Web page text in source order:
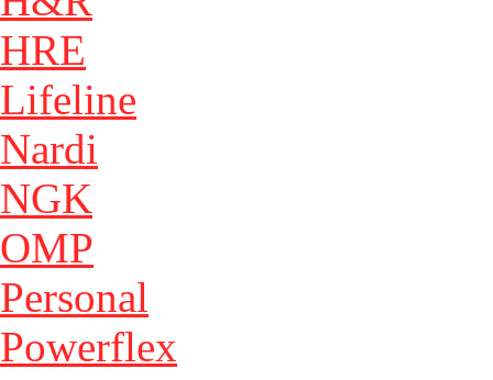
HRE
Lifeline
Nardi
NGK
OMP
Personal
Powerflex